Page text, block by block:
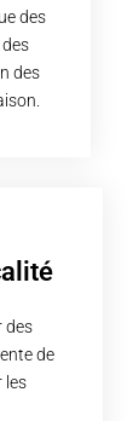
des
des
des
de
les